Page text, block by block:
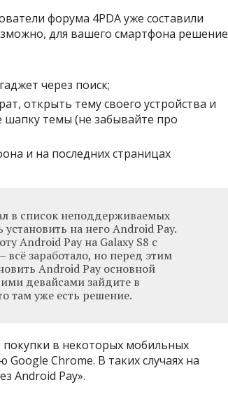
форума 4PDA уже составили
для вашего смартфона решение
через поиск;
открыть тему своего устройства и
шапку темы (не забывайте про
и на последних страницах
в список неподдерживаемых
на него Android Pay.
Android Pay на Galaxy S8 с
заработало, но перед этим
Android Pay основной
девайсами зайдите в
там уже есть решение.
в некоторых мобильных
Chrome. В таких случаях на
Android Pay».